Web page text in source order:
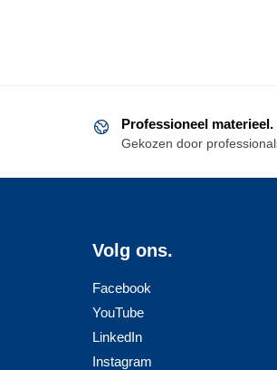
Professioneel materieel.
Gekozen door
Volg ons.
Facebook
YouTube
LinkedIn
Instagram